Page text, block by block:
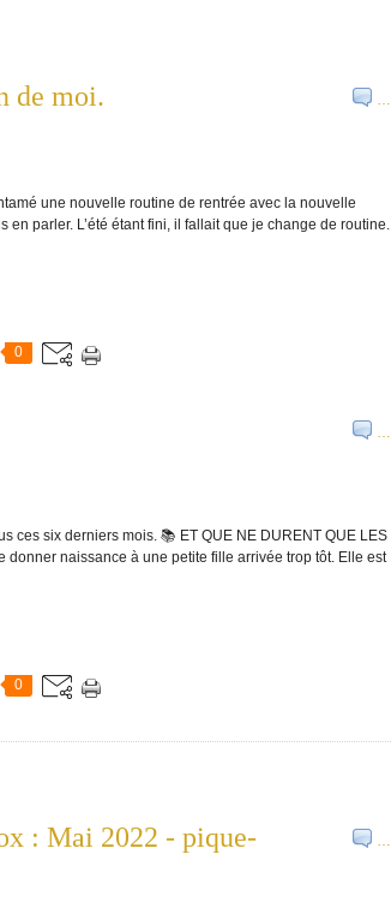
…
de moi.
une nouvelle routine de rentrée avec la nouvelle
parler. L’été étant fini, il fallait que je change de routine.
0
…
ces six derniers mois. 📚 ET QUE NE DURENT QUE LES
donner naissance à une petite fille arrivée trop tôt. Elle est
0
…
: Mai 2022 - pique-